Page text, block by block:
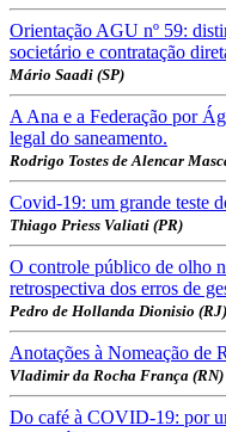
Orientação AGU nº 59:
societário e contratação
Mário Saadi (SP)
A Ana e a Federação por
legal do saneamento.
Rodrigo Tostes de Alencar
Covid-19: um grande teste
Thiago Priess Valiati (PR)
O controle público de olho
retrospectiva dos erros de
Pedro de Hollanda Dionisio (RJ)
Anotações à Nomeação de
Vladimir da Rocha França (RN)
Do café à COVID-19: por